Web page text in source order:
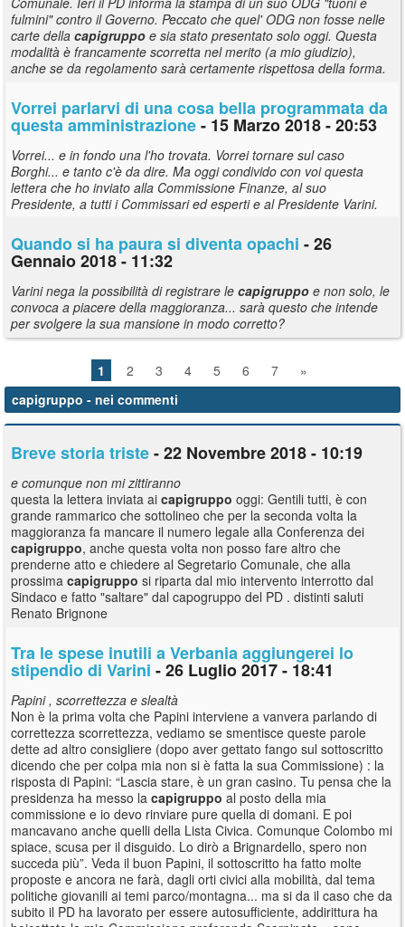
fulmini" contro il Governo. Peccato che quel' ODG non fosse nelle
carte della capigruppo e sia stato presentato solo oggi. Questa
modalità è francamente scorretta nel merito (a mio giudizio),
anche se da regolamento sarà certamente rispettosa della forma.
Vorrei parlarvi di una cosa bella programmata da
questa amministrazione- 15 Marzo 2018 - 20:53
Vorrei... e in fondo una l'ho trovata. Vorrei tornare sul caso
Borghi... e tanto c'è da dire. Ma oggi condivido con voi questa
lettera che ho inviato alla Commissione Finanze, al suo
Presidente, a tutti i Commissari ed esperti e al Presidente Varini.
Quando si ha paura si diventa opachi - 26
Gennaio 2018 - 11:32
Varini nega la possibilità di registrare le capigruppo e non solo, le
convoca a piacere della maggioranza... sarà questo che intende
per svolgere la sua mansione in modo corretto?
1 2 3 4 5 6 7
»
capigruppo - nei commenti
Breve storia triste- 22 Novembre 2018 - 10:19
e comunque non mi zittiranno
questa la lettera inviata ai capigruppo oggi: Gentili tutti, è con
grande rammarico che sottolineo che per la seconda volta la
maggioranza fa mancare il numero legale alla Conferenza dei
capigruppo, anche questa volta non posso fare altro che
prenderne atto e chiedere al Segretario Comunale, che alla
prossima capigruppo si riparta dal mio intervento interrotto dal
Sindaco e fatto "saltare" dal capogruppo del PD . distinti saluti
Renato Brignone
Tra le spese inutili a Verbania aggiungerei lo
stipendio di Varini - 26 Luglio 2017 - 18:41
Papini , scorrettezza e slealtà
Non è la prima volta che Papini interviene a vanvera parlando di
correttezza scorrettezza, vediamo se smentisce queste parole
dette ad altro consigliere (dopo aver gettato fango sul sottoscritto
dicendo che per colpa mia non si è fatta la sua Commissione) : la
risposta di Papini: “Lascia stare, è un gran casino. Tu pensa che la
presidenza ha messo la capigruppo al posto della mia
commissione e io devo rinviare pure quella di domani. E poi
mancavano anche quelli della Lista Civica. Comunque Colombo mi
spiace, scusa per il disguido. Lo dirò a Brignardello, spero non
succeda più”. Veda il buon Papini, il sottoscritto ha fatto molte
proposte e ancora ne farà, dagli orti civici alla mobilità, dal tema
politiche giovanili ai temi parco/montagna... ma si da il caso che da
subito il PD ha lavorato per essere autosufficiente, addirittura ha